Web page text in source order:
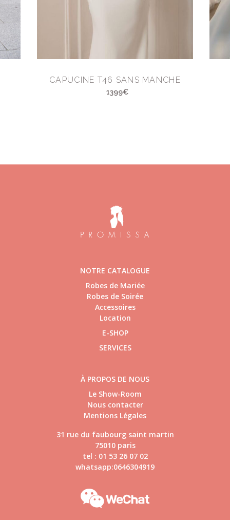
CAPUCINE T46 SANS MANCHE
1399€
NOTRE CATALOGUE
Robes de Mariée
Robes de Soirée
Accessoires
Location
E-SHOP
SERVICES
À PROPOS DE NOUS
Le Show-Room
Nous contacter
Mentions Légales
31 rue du faubourg saint martin
75010 paris
tel : 01 53 26 07 02
whatsapp:0646304919